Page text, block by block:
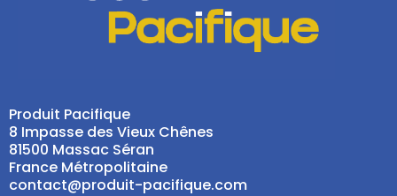
Produit Pacifique
8 Impasse des Vieux Chênes
81500 Massac Séran
France Métropolitaine
contact@produit-pacifique.com